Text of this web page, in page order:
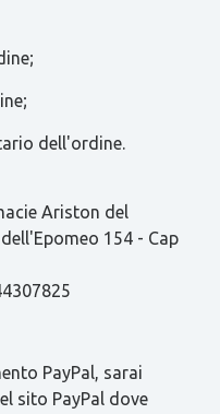
dell'ordine.
Ariston del
154 - Cap
PayPal, sarai
sito PayPal dove